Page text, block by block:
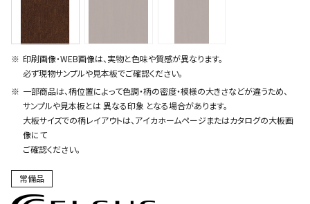
印刷画像・WEB画像は、実物と色味や質感が異なります。
必ず現物サンプルや見本板でご確認ください。
一部商品は、柄位置によって色調・柄の密度・模様の大きさなどが違うため、
サンプルや見本板とは 異なる印象 となる場合があります。
大板サイズでの柄レイアウトは、アイカホームページまたはカタログの大板画
像にて
ご確認ください。
常備品